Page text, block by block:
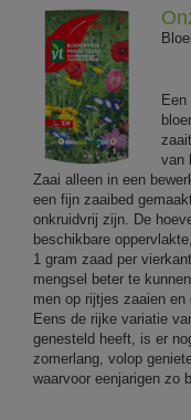
van
Zaai alleen in een
een fijn zaaibed
onkruidvrij zijn. De
beschikbare
1 gram zaad per
mengsel beter te
men op rijtjes zaaien en
Eens de rijke variatie
genesteld heeft, is er
zomerlang, volop
waarvoor eenjarigen zo